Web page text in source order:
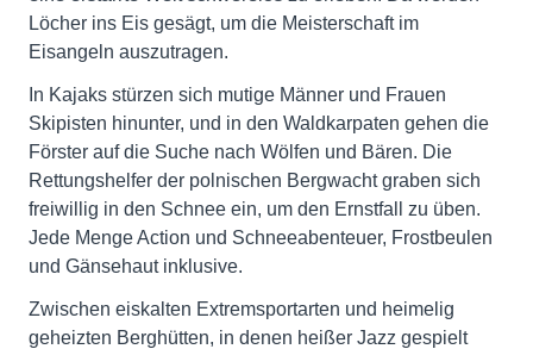
Löcher ins Eis gesägt, um die Meisterschaft im
Eisangeln auszutragen.
In Kajaks stürzen sich mutige Männer und Frauen
Skipisten hinunter, und in den Waldkarpaten gehen die
Förster auf die Suche nach Wölfen und Bären. Die
Rettungshelfer der polnischen Bergwacht graben sich
freiwillig in den Schnee ein, um den Ernstfall zu üben.
Jede Menge Action und Schneeabenteuer, Frostbeulen
und Gänsehaut inklusive.
Zwischen eiskalten Extremsportarten und heimelig
geheizten Berghütten, in denen heißer Jazz gespielt